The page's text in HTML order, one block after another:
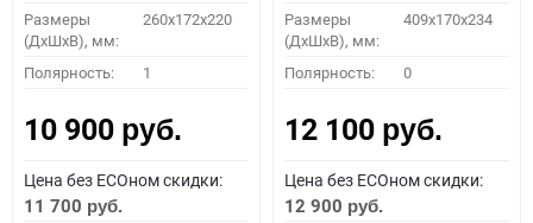
Размеры
(ДхШхВ), мм:
260x172x220
Полярность: 1
10 900 руб.
Цена без ECOном скидки:
11 700 руб.
Размеры
(ДхШхВ), мм:
409x170x234
Полярность: 0
12 100 руб.
Цена без ECOном скидки:
12 900 руб.